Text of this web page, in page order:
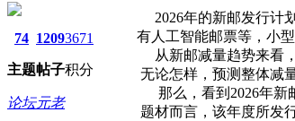
74
主题
1209
帖子
3671
积分
论坛元老
2026年的新邮发行计划
有人工智能邮票等，小
从新邮减量趋势来看，
无论怎样，预测整体减
那么，看到2026年新邮
题材而言，该年度所发